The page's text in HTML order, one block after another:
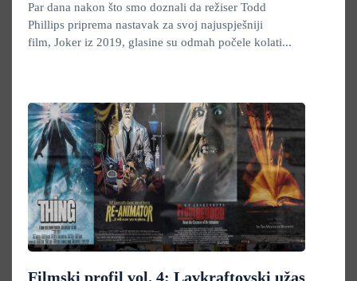
Par dana nakon što smo doznali da režiser Todd
Phillips priprema nastavak za svoj najuspješniji
film, Joker iz 2019, glasine su odmah počele kolati...
Filmski profil vol. 4: Lavkraftovski užas